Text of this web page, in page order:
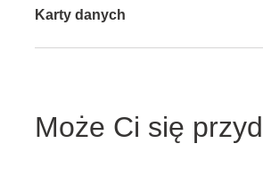
Karty danych
Może Ci się